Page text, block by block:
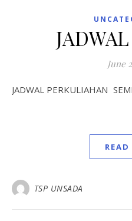
June
JADWAL PERKULIAHAN SEMESTER GENAP TA 2021/2022
READ
TSP UNSADA